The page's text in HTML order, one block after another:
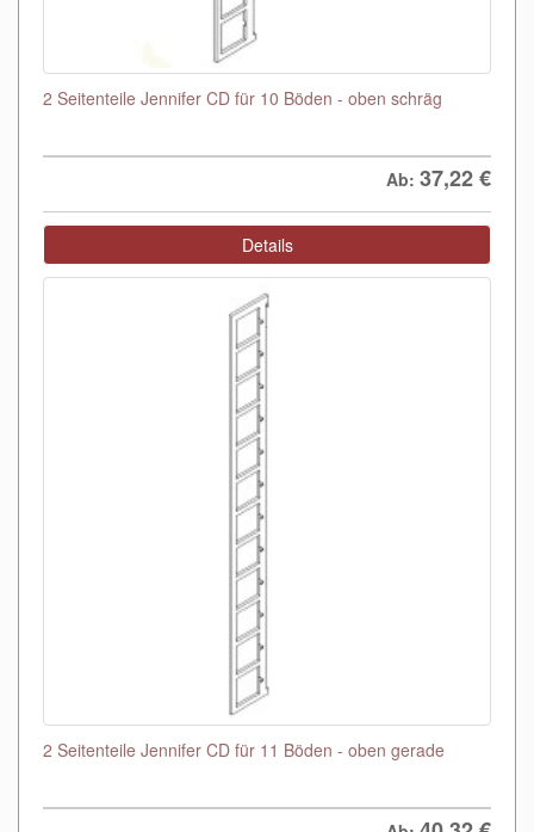
2 Seitenteile Jennifer CD für 10 Böden - oben schräg
Ab: 37,22€
Details
2 Seitenteile Jennifer CD für 11 Böden - oben gerade